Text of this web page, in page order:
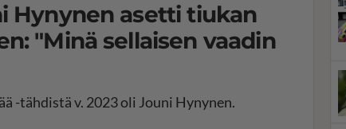
Hynynen asetti tiukan
"Minä sellaisen vaadin
-tähdistä v. 2023 oli Jouni Hynynen.